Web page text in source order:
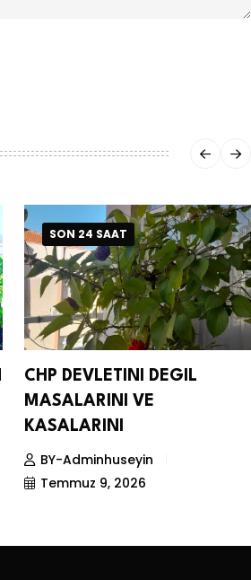
SON 24 SAAT
CHP DEVLETINI DEGIL
MASALARINI VE
KASALARINI
BY-Adminhuseyin
Temmuz 9, 2026